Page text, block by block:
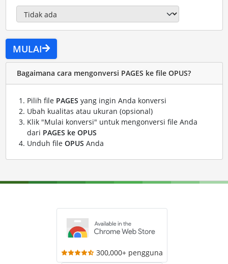
MULAI
Bagaimana cara mengonversi PAGES ke file OPUS?
Pilih file PAGES yang ingin Anda konversi
Ubah kualitas atau ukuran (opsional)
Klik "Mulai konversi" untuk mengonversi file Anda
dari PAGES ke OPUS
Unduh file OPUS Anda
300,000+ pengguna